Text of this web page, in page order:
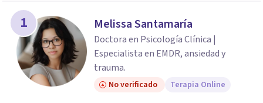
1 Melissa Santamaría
Doctora en Psicología Clínica |
Especialista en EMDR, ansiedad y
trauma.
No verificado Terapia Online